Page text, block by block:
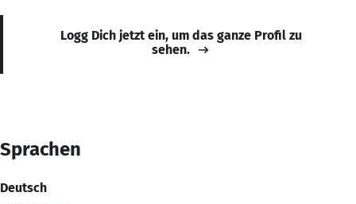
Logg Dich jetzt ein, um das ganze Profil zu
sehen.
Sprachen
Deutsch